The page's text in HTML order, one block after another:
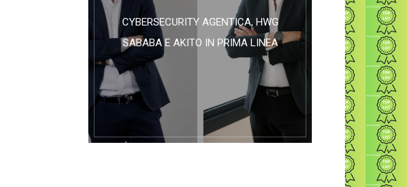
CYBERSECURITY AGENTICA, HWG
SABABA E AKITO IN PRIMA LINEA